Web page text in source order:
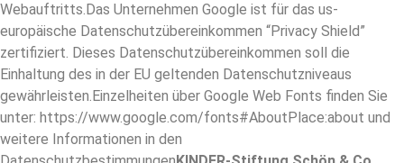
Webauftritts.Das Unternehmen Google ist für das us-
europäische Datenschutzübereinkommen “Privacy Shield”
zertifiziert. Dieses Datenschutzübereinkommen soll die
Einhaltung des in der EU geltenden Datenschutzniveaus
gewährleisten.Einzelheiten über Google Web Fonts finden Sie
unter: https://www.google.com/fonts#AboutPlace:about und
weitere Informationen in den